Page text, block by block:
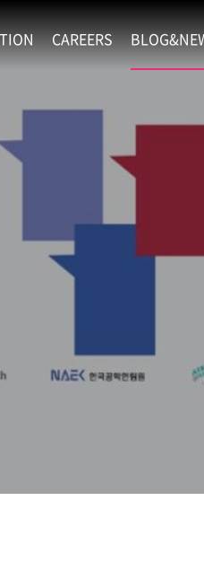
CAREERS
RECRUITMENT
CULTURE & BENEFIT
NEWS